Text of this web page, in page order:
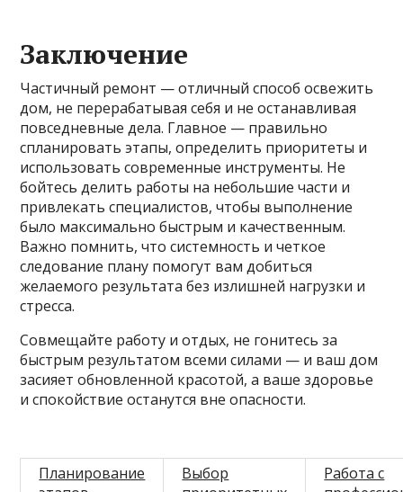
Заключение
Частичный ремонт — отличный способ освежить
дом, не перерабатывая себя и не останавливая
повседневные дела. Главное — правильно
спланировать этапы, определить приоритеты и
использовать современные инструменты. Не
бойтесь делить работы на небольшие части и
привлекать специалистов, чтобы выполнение
было максимально быстрым и качественным.
Важно помнить, что системность и четкое
следование плану помогут вам добиться
желаемого результата без излишней нагрузки и
стресса.
Совмещайте работу и отдых, не гонитесь за
быстрым результатом всеми силами — и ваш дом
засияет обновленной красотой, а ваше здоровье
и спокойствие останутся вне опасности.
Планирование
Выбор
Работа с